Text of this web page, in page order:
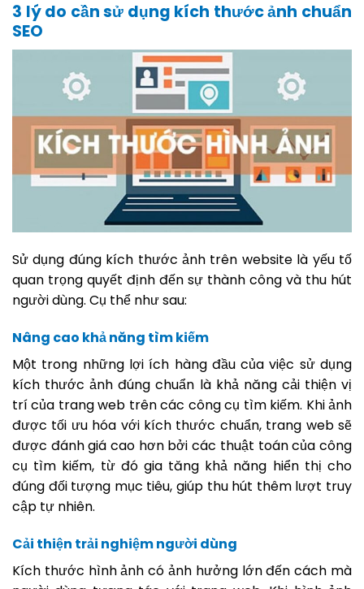
3 lý do cần sử dụng kích thước ảnh chuẩn
SEO
Sử dụng đúng kích thước ảnh trên website là yếu tố
quan trọng quyết định đến sự thành công và thu hút
người dùng. Cụ thể như sau:
Nâng cao khả năng tìm kiếm
Một trong những lợi ích hàng đầu của việc sử dụng
kích thước ảnh đúng chuẩn là khả năng cải thiện vị
trí của trang web trên các công cụ tìm kiếm. Khi ảnh
được tối ưu hóa với kích thước chuẩn, trang web sẽ
được đánh giá cao hơn bởi các thuật toán của công
cụ tìm kiếm, từ đó gia tăng khả năng hiển thị cho
đúng đối tượng mục tiêu, giúp thu hút thêm lượt truy
cập tự nhiên.
Cải thiện trải nghiệm người dùng
Kích thước hình ảnh có ảnh hưởng lớn đến cách mà